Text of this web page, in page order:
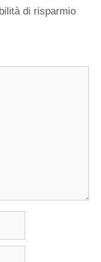
di risparmio